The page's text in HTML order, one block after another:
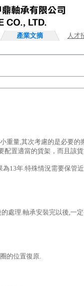
產業文摘 人才
重量,其次考慮的是必要
配置適當的貨架，而且該
13年.特殊情況需要保管
處理.軸承安裝完以後,一
的位置復原.